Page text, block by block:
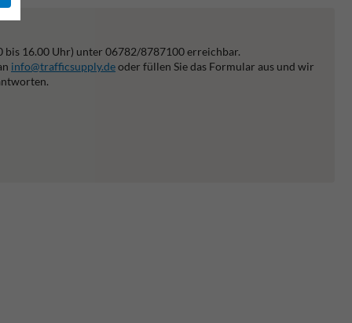
bis 16.00 Uhr) unter 06782/8787100 erreichbar.
info@trafficsupply.deoder füllen Sie das Formular aus und wir